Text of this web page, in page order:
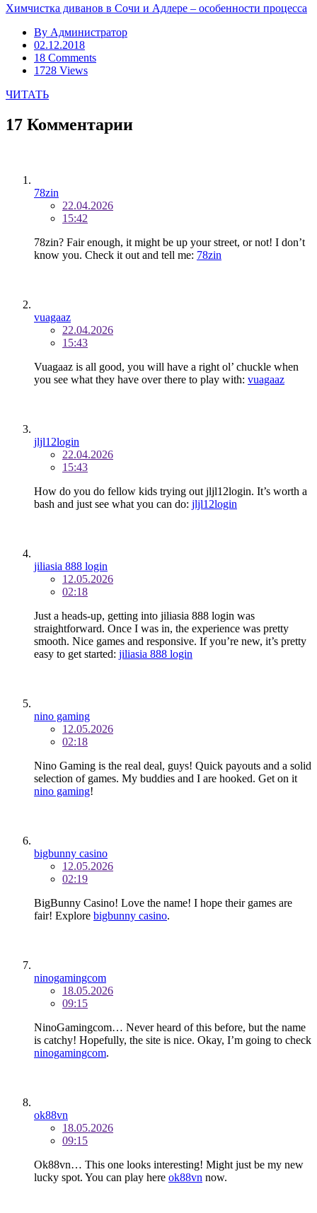
Химчистка диванов в Сочи и Адлере – особенности процесса
By Администратор
02.12.2018
18 Comments
1728 Views
ЧИТАТЬ
17 Комментарии
78zin
22.04.2026
15:42
78zin? Fair enough, it might be up your street, or not! I don’t
know you. Check it out and tell me: 78zin
vuagaaz
22.04.2026
15:43
Vuagaaz is all good, you will have a right ol’ chuckle when
you see what they have over there to play with: vuagaaz
jljl12login
22.04.2026
15:43
How do you do fellow kids trying out jljl12login. It’s worth a
bash and just see what you can do: jljl12login
jiliasia 888 login
12.05.2026
02:18
Just a heads-up, getting into jiliasia 888 login was
straightforward. Once I was in, the experience was pretty
smooth. Nice games and responsive. If you’re new, it’s pretty
easy to get started: jiliasia 888 login
nino gaming
12.05.2026
02:18
Nino Gaming is the real deal, guys! Quick payouts and a solid
selection of games. My buddies and I are hooked. Get on it
nino gaming!
bigbunny casino
12.05.2026
02:19
BigBunny Casino! Love the name! I hope their games are
fair! Explore bigbunny casino.
ninogamingcom
18.05.2026
09:15
NinoGamingcom… Never heard of this before, but the name
is catchy! Hopefully, the site is nice. Okay, I’m going to check
ninogamingcom.
ok88vn
18.05.2026
09:15
Ok88vn… This one looks interesting! Might just be my new
lucky spot. You can play here ok88vn now.